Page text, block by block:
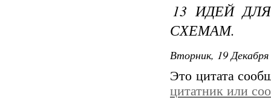
13 ИДЕЙ
СХЕМАМ.
Вторник, 19
Это цитата
цитатник или